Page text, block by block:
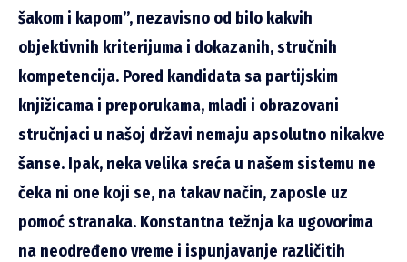
šakom i kapom”, nezavisno od bilo kakvih
objektivnih kriterijuma i dokazanih, stručnih
kompetencija. Pored kandidata sa partijskim
knjižicama i preporukama, mladi i obrazovani
stručnjaci u našoj državi nemaju apsolutno nikakve
šanse. Ipak, neka velika sreća u našem sistemu ne
čeka ni one koji se, na takav način, zaposle uz
pomoć stranaka. Konstantna težnja ka ugovorima
na neodređeno vreme i ispunjavanje različitih